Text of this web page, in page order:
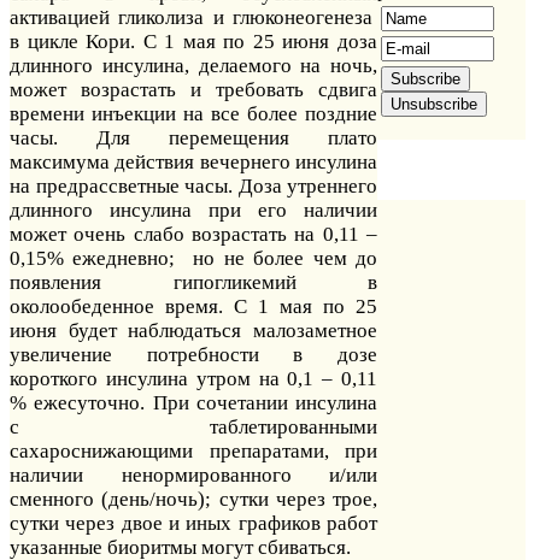
активацией гликолиза и глюконеогенеза
в цикле Кори. С 1 мая по 25 июня доза
длинного инсулина, делаемого на ночь,
может возрастать и требовать сдвига
времени инъекции на все более поздние
часы. Для перемещения плато
максимума действия вечернего инсулина
на предрассветные часы. Доза утреннего
длинного инсулина при его наличии
может очень слабо возрастать на 0,11 –
0,15% ежедневно; но не более чем до
появления гипогликемий в
околообеденное время. С 1 мая по 25
июня будет наблюдаться малозаметное
увеличение потребности в дозе
короткого инсулина утром на 0,1 – 0,11
% ежесуточно. При сочетании инсулина
с таблетированными
сахароснижающими препаратами, при
наличии ненормированного и/или
сменного (день/ночь); сутки через трое,
сутки через двое и иных графиков работ
указанные биоритмы могут сбиваться.